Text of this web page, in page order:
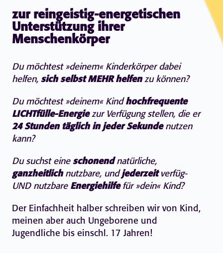
zur reingeistig-energetischen
Unterstützung ihrer
Menschenkörper
Du möchtest »deinem« Kinderkörper dabei
helfen, sich selbst MEHR helfenzu können?
Du möchtest »deinem« Kindhochfrequente
LICHTfülle-Energiezur Verfügung stellen, die er
24 Stunden täglich in jeder Sekundenutzen
kann?
Du suchst eine schonendnatürliche,
ganzheitlichnutzbare, undjederzeitverfüg-
UND nutzbare Energiehilfefür »dein« Kind?
Der Einfachheit halber schreiben wir von Kind,
meinen aber auch Ungeborene und
Jugendliche bis einschl. 17 Jahren!